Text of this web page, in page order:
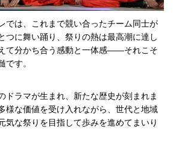
では、これまで競い合ったチーム同士が
つに舞い踊り、祭りの熱は最高潮に達し
て分かち合う感動と一体感――それこそ
です。
ドラマが生まれ、新たな歴史が刻まれま
様な価値を受け入れながら、世代と地域
気な祭りを目指して歩みを進めてまいり